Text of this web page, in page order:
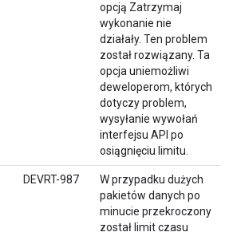
opcją Zatrzymaj
wykonanie nie
działały. Ten problem
został rozwiązany. Ta
opcja uniemożliwi
deweloperom, których
dotyczy problem,
wysyłanie wywołań
interfejsu API po
osiągnięciu limitu.
DEVRT-987
W przypadku dużych
pakietów danych po
minucie przekroczony
został limit czasu